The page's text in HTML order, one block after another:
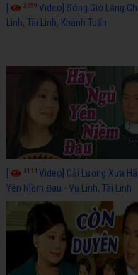
[ 3659 Video] Sóng Gió Làng
Linh, Tài Linh, Khánh Tuấn
4114Video] Cải Lương Xưa
Yên Niềm Đau - Vũ Linh, Tài Linh